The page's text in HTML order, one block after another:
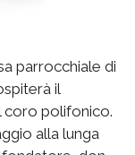
parrocchiale di
il
coro polifonico.
alla lunga